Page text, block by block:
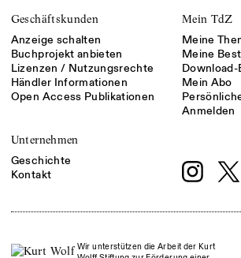
Geschäftskunden
Anzeige schalten
Buchprojekt anbieten
Lizenzen / Nutzungsrechte
Händler Informationen
Open Access Publikationen
Mein TdZ
Meine
Meine
Download-
Mein Abo
Anmelden
Unternehmen
Geschichte
Kontakt
Wir unterstützen die Arbeit der Kurt